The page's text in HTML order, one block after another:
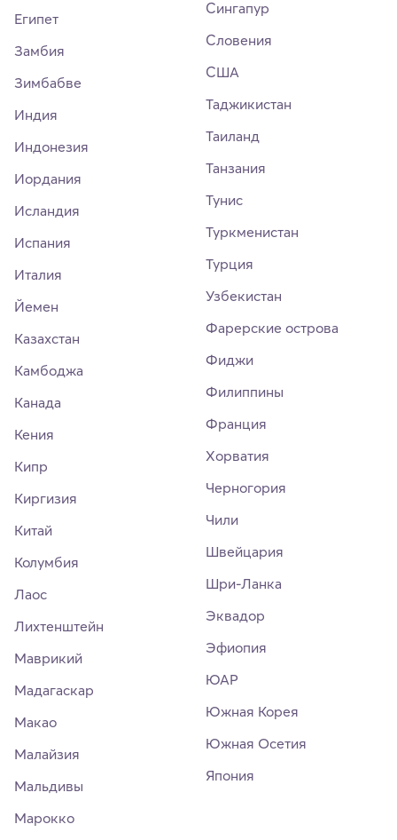
Египет
Замбия
Зимбабве
Индия
Индонезия
Иордания
Исландия
Испания
Италия
Йемен
Казахстан
Камбоджа
Канада
Кения
Кипр
Киргизия
Китай
Колумбия
Лаос
Лихтенштейн
Маврикий
Мадагаскар
Макао
Малайзия
Мальдивы
Марокко
Сингапур
Словения
США
Таджикистан
Таиланд
Танзания
Тунис
Туркменистан
Турция
Узбекистан
Фарерские острова
Фиджи
Филиппины
Франция
Хорватия
Черногория
Чили
Швейцария
Шри-Ланка
Эквадор
Эфиопия
ЮАР
Южная Корея
Южная Осетия
Япония